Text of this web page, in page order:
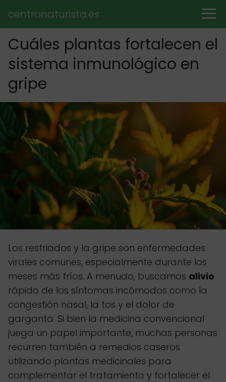
centronaturista.es
Cuáles plantas fortalecen el
sistema inmunológico en
gripe
Los resfriados y la gripe son enfermedades
virales comunes, especialmente durante los
meses más fríos. A menudo, buscamos alivio
rápido de los síntomas incómodos como la
congestión nasal, la tos y el dolor de
garganta. Si bien la medicina convencional
juega un papel importante, muchas personas
recurren también a remedios caseros
utilizando plantas medicinales para
complementar el tratamiento y fortalecer el